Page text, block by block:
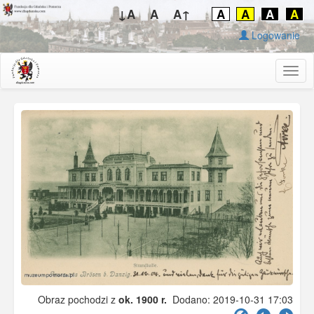
↓A A A↑ A A A A
Logowanie
Obraz pochodzi z ok. 1900 r. Dodano: 2019-10-31 17:03